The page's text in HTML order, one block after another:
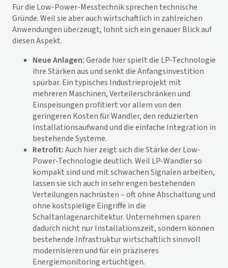
Für die Low-Power-Messtechnik sprechen technische
Gründe. Weil sie aber auch wirtschaftlich in zahlreichen
Anwendungen überzeugt, lohnt sich ein genauer Blick auf
diesen Aspekt.
Neue Anlagen:Gerade hier spielt die LP-Technologie
ihre Stärken aus und senkt die Anfangsinvestition
spürbar. Ein typisches Industrieprojekt mit
mehreren Maschinen, Verteilerschränken und
Einspeisungen profitiert vor allem von den
geringeren Kosten für Wandler, den reduzierten
Installationsaufwand und die einfache Integration in
bestehende Systeme.
Retrofit:Auch hier zeigt sich die Stärke der Low-
Power-Technologie deutlich. Weil LP-Wandler so
kompakt sind und mit schwachen Signalen arbeiten,
lassen sie sich auch in sehr engen bestehenden
Verteilungen nachrüsten – oft ohne Abschaltung und
ohne kostspielige Eingriffe in die
Schaltanlagenarchitektur. Unternehmen sparen
dadurch nicht nur Installationszeit, sondern können
bestehende Infrastruktur wirtschaftlich sinnvoll
modernisieren und für ein präziseres
Energiemonitoring ertüchtigen.